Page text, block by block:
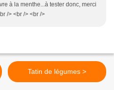
à la menthe...à tester donc, merci
/> <br /> <br />
Tatin de légumes >